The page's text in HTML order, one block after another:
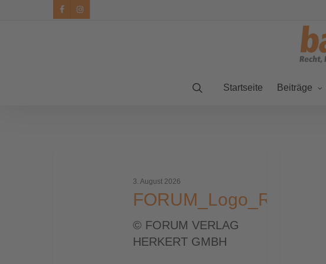
facebookinstagram
Startseite Beiträge
3. August 2026
FORUM_Logo_RGB_WP
© FORUM VERLAG
HERKERT GMBH